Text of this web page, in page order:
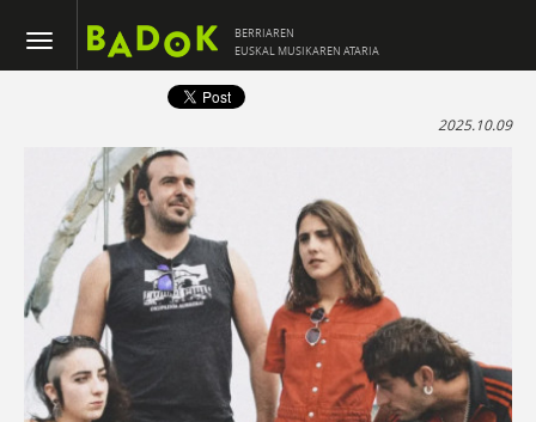
BERRIAREN
EUSKAL MUSIKAREN ATARIA
2025.10.09